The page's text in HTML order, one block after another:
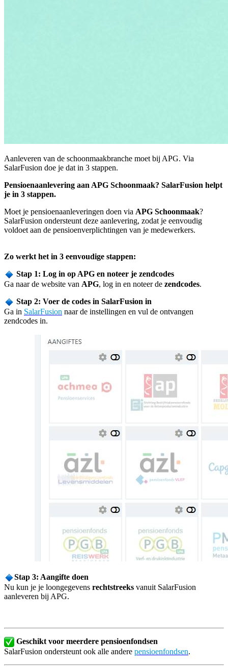
Aanleveren van de schoonmaakbranche moet bij APG. Via
SalarFusion doe je dat in 3 stappen.
Pensioenaanlevering aan APG Schoonmaak? SalarFusion helpt
je in 3 stappen.
Moet je pensioenaanleveringen doen via APG Schoonmaak?
SalarFusion ondersteunt deze aanlevering, zodat je eenvoudig
voldoet aan de pensioenverplichtingen van je medewerkers.
Zo werkt het in 3 eenvoudige stappen:
Stap 1: Log in op APG en noteer je zendcodes
Ga naar de website van APG, log in en noteer de zendcodes.
Stap 2: Voer de codes in SalarFusion in
Ga in SalarFusion naar de instellingen en vul de ontvangen
zendcodes in.
Stap 3: Aangifte doen
Nu kun je je loongegevens rechtstreeks vanuit SalarFusion
aanleveren bij APG.
Geschikt voor meerdere pensioenfondsen
SalarFusion ondersteunt ook alle andere pensioenfondsen.